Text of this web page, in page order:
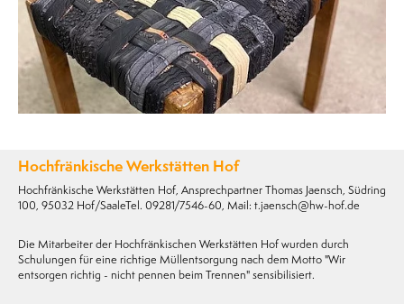
Hochfränkische Werkstätten Hof
Hochfränkische Werkstätten Hof, Ansprechpartner Thomas Jaensch, Südring
100, 95032 Hof/SaaleTel. 09281/7546-60, Mail: t.jaensch@hw-hof.de
Die Mitarbeiter der Hochfränkischen Werkstätten Hof wurden durch
Schulungen für eine richtige Müllentsorgung nach dem Motto "Wir
entsorgen richtig - nicht pennen beim Trennen" sensibilisiert.